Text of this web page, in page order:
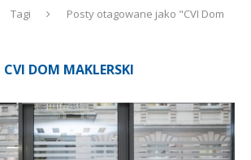
Tagi
Posty otagowane jako "CVI Dom
CVI DOM MAKLERSKI